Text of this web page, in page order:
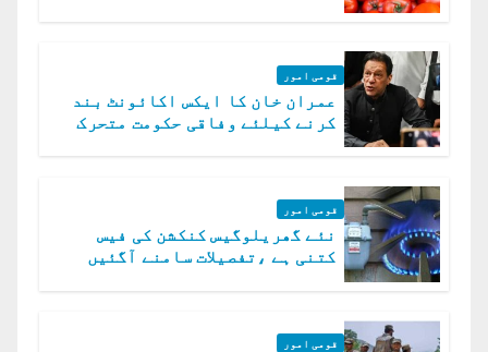
قومی امور
عمران خان کا ایکس اکائونٹ بند
کرنے کیلئے وفاقی حکومت متحرک
قومی امور
نئے گھریلوگیس کنکشن کی فیس
کتنی ہے ،تفصیلات سامنے آگئیں
قومی امور